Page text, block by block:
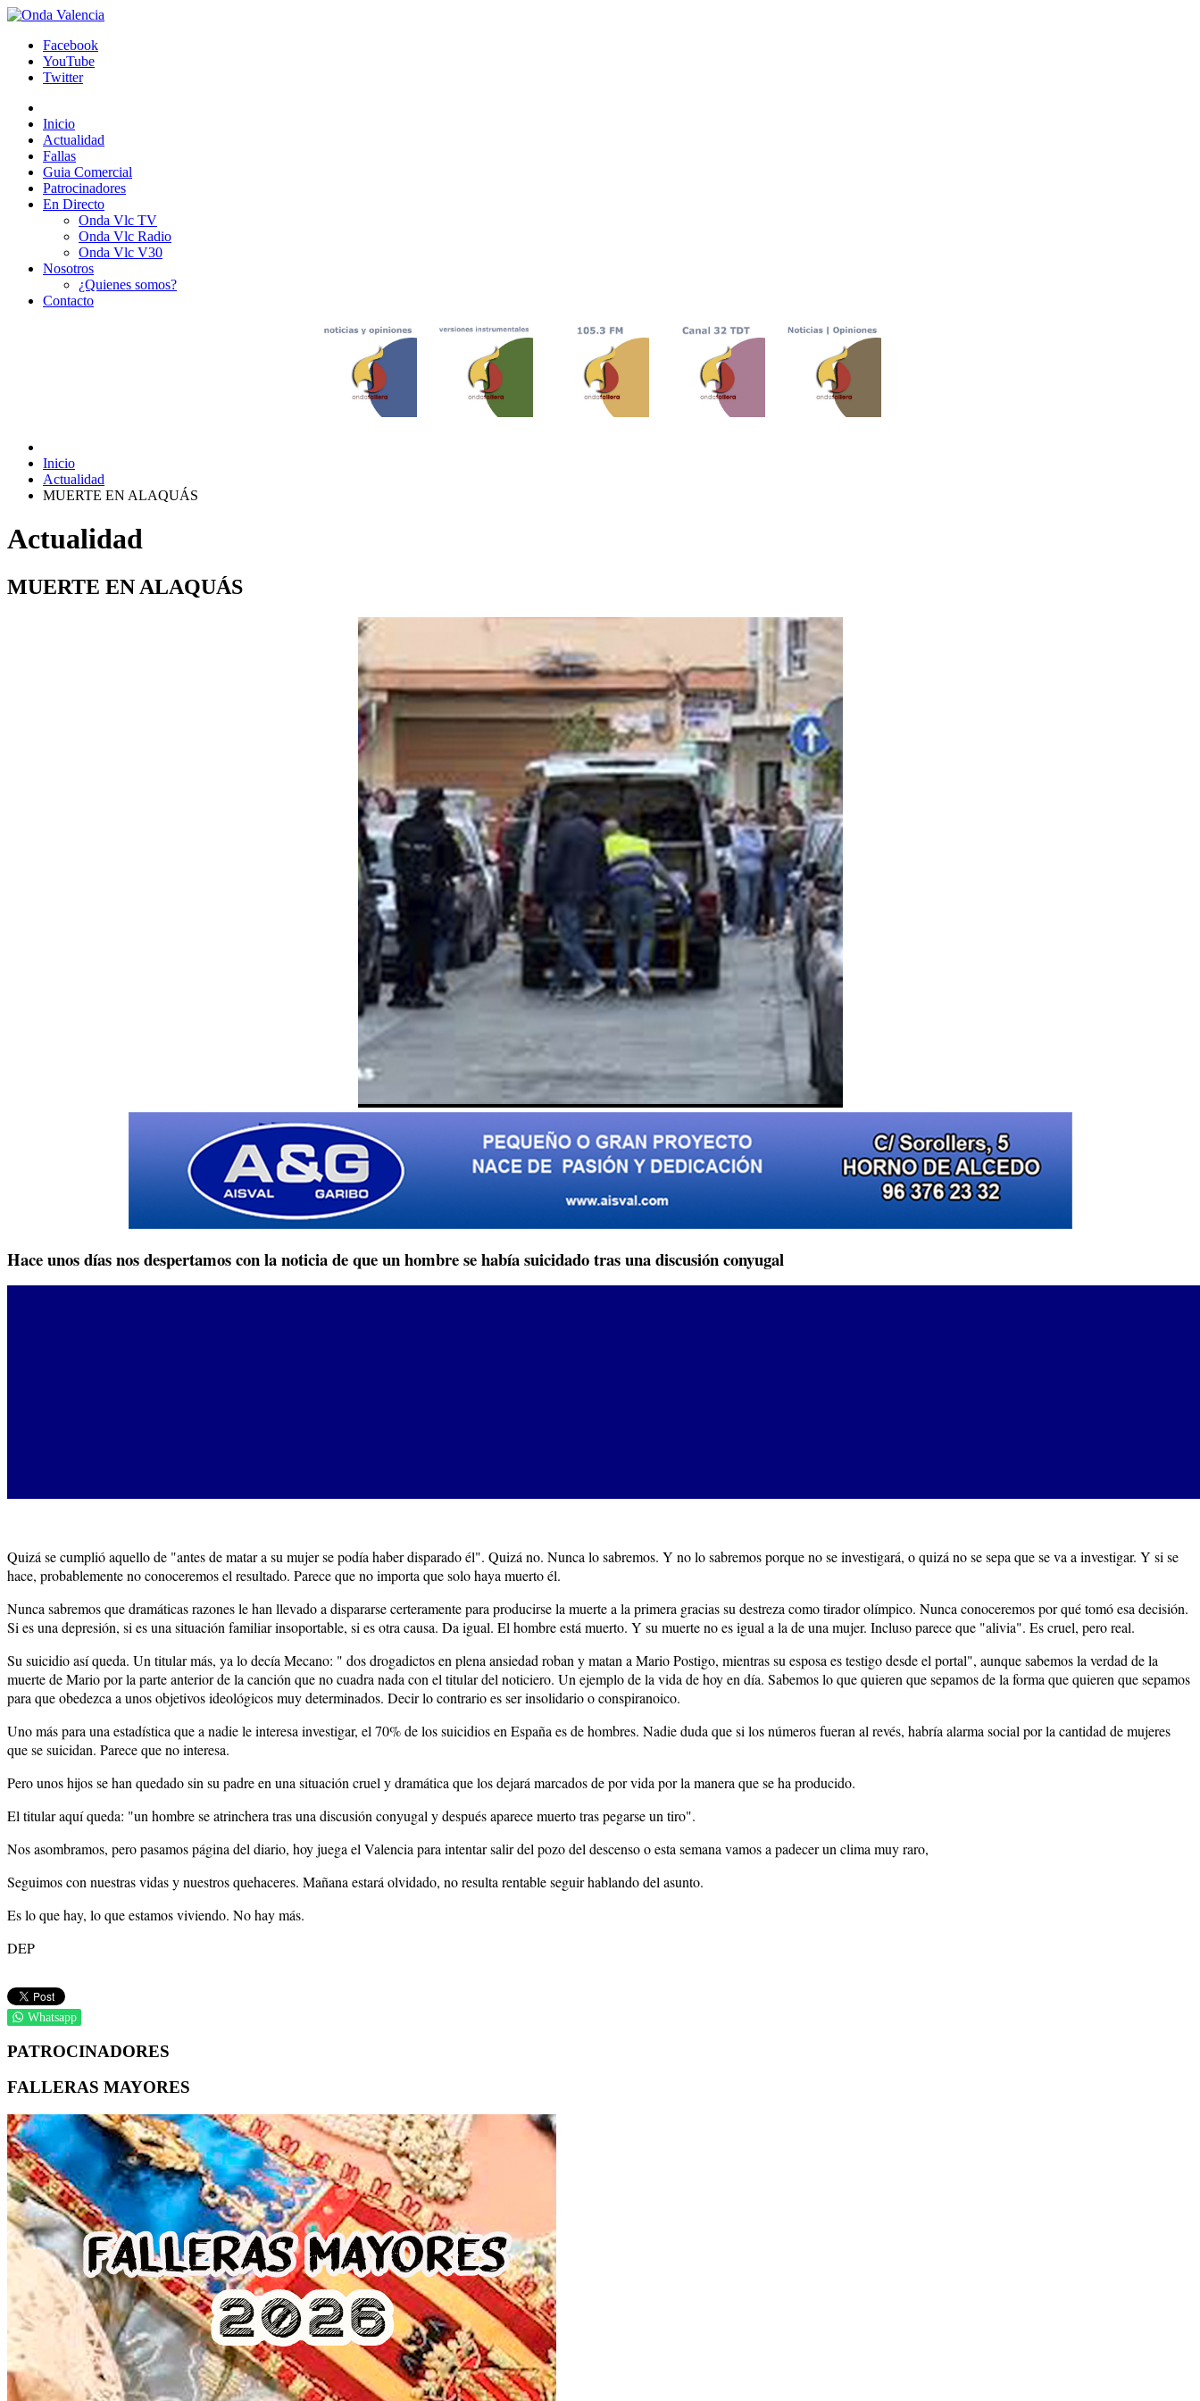
Facebook
YouTube
Twitter
Inicio
Actualidad
Fallas
Guia Comercial
Patrocinadores
En Directo
Onda Vlc TV
Onda Vlc Radio
Onda Vlc V30
Nosotros
¿Quienes somos?
Contacto
Inicio
Actualidad
MUERTE EN ALAQUÁS
Actualidad
MUERTE EN ALAQUÁS
Hace unos días nos despertamos con la noticia de que un hombre se había suicidado tras una discusión conyugal
Quizá se cumplió aquello de "antes de matar a su mujer se podía haber disparado él". Quizá no. Nunca lo sabremos. Y no lo sabremos porque no se investigará, o quizá no se sepa que se va a investigar. Y si se
hace, probablemente no conoceremos el resultado. Parece que no importa que solo haya muerto él.
Nunca sabremos que dramáticas razones le han llevado a dispararse certeramente para producirse la muerte a la primera gracias su destreza como tirador olímpico. Nunca conoceremos por qué tomó esa decisión.
Si es una depresión, si es una situación familiar insoportable, si es otra causa. Da igual. El hombre está muerto. Y su muerte no es igual a la de una mujer. Incluso parece que "alivia". Es cruel, pero real.
Su suicidio así queda. Un titular más, ya lo decía Mecano: " dos drogadictos en plena ansiedad roban y matan a Mario Postigo, mientras su esposa es testigo desde el portal", aunque sabemos la verdad de la
muerte de Mario por la parte anterior de la canción que no cuadra nada con el titular del noticiero. Un ejemplo de la vida de hoy en día. Sabemos lo que quieren que sepamos de la forma que quieren que sepamos
para que obedezca a unos objetivos ideológicos muy determinados. Decir lo contrario es ser insolidario o conspiranoico.
Uno más para una estadística que a nadie le interesa investigar, el 70% de los suicidios en España es de hombres. Nadie duda que si los números fueran al revés, habría alarma social por la cantidad de mujeres
que se suicidan. Parece que no interesa.
Pero unos hijos se han quedado sin su padre en una situación cruel y dramática que los dejará marcados de por vida por la manera que se ha producido.
El titular aquí queda: "un hombre se atrinchera tras una discusión conyugal y después aparece muerto tras pegarse un tiro".
Nos asombramos, pero pasamos página del diario, hoy juega el Valencia para intentar salir del pozo del descenso o esta semana vamos a padecer un clima muy raro,
Seguimos con nuestras vidas y nuestros quehaceres. Mañana estará olvidado, no resulta rentable seguir hablando del asunto.
Es lo que hay, lo que estamos viviendo. No hay más.
DEP
Whatsapp
PATROCINADORES
FALLERAS MAYORES